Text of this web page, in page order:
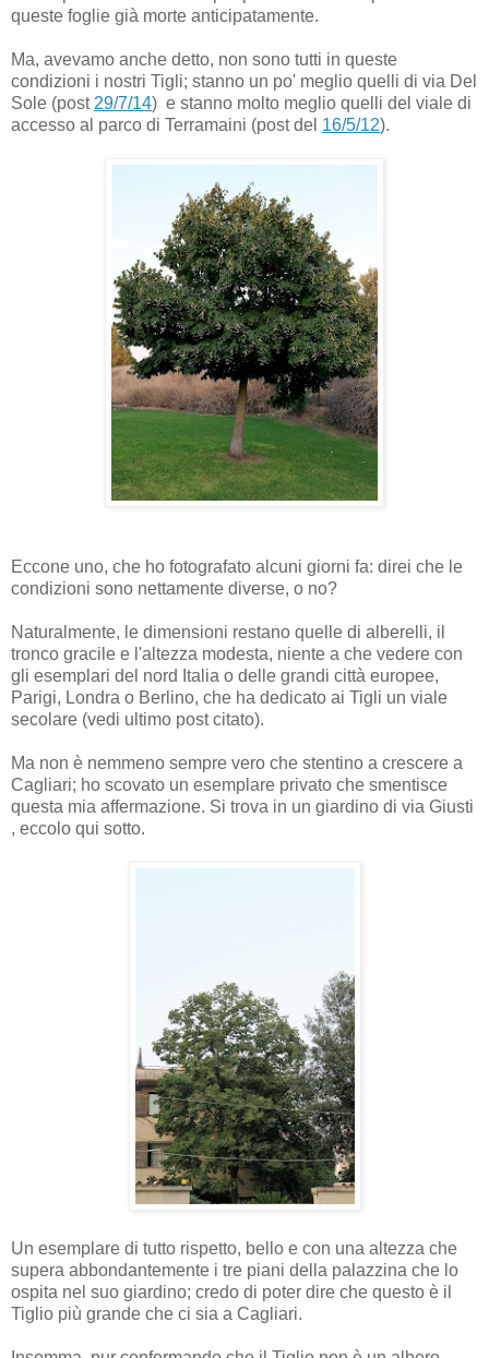
queste foglie già morte anticipatamente.
Ma, avevamo anche detto, non sono tutti in queste
condizioni i nostri Tigli; stanno un po' meglio quelli di via Del
Sole (post 29/7/14) e stanno molto meglio quelli del viale di
accesso al parco di Terramaini (post del 16/5/12).
Eccone uno, che ho fotografato alcuni giorni fa: direi che le
condizioni sono nettamente diverse, o no?
Naturalmente, le dimensioni restano quelle di alberelli, il
tronco gracile e l'altezza modesta, niente a che vedere con
gli esemplari del nord Italia o delle grandi città europee,
Parigi, Londra o Berlino, che ha dedicato ai Tigli un viale
secolare (vedi ultimo post citato).
Ma non è nemmeno sempre vero che stentino a crescere a
Cagliari; ho scovato un esemplare privato che smentisce
questa mia affermazione. Si trova in un giardino di via Giusti
, eccolo qui sotto.
Un esemplare di tutto rispetto, bello e con una altezza che
supera abbondantemente i tre piani della palazzina che lo
ospita nel suo giardino; credo di poter dire che questo è il
Tiglio più grande che ci sia a Cagliari.